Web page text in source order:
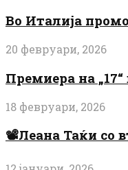
Во Италија
20 февруари, 2026
Премиера на
18 февруари, 2026
📽️Леана Таќи со